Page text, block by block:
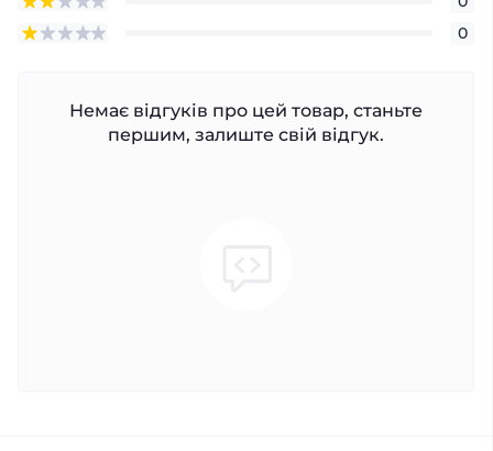
0
Немає відгуків про цей товар, станьте
першим, залиште свій відгук.